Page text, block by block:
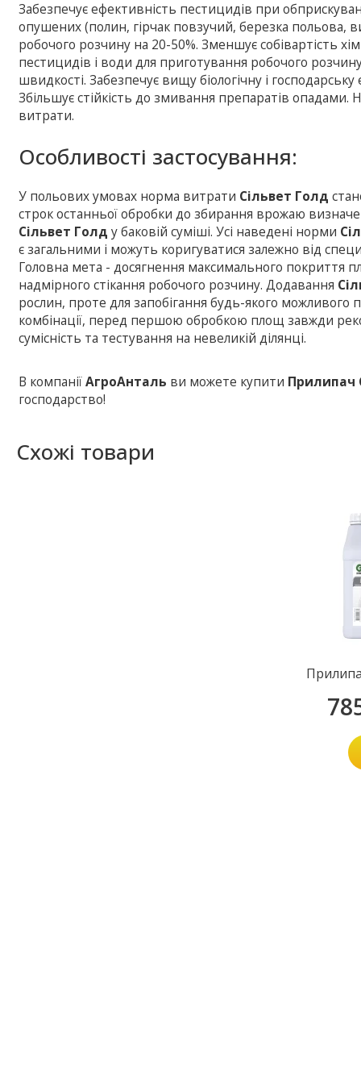
Забезпечує ефективність пестицидів при
опушених (полин, гірчак повзучий, березка польова,
робочого розчину на 20-50%. Зменшує собівартість
пестицидів і води для приготування робочого
швидкості. Забезпечує вищу біологічну і
Збільшує стійкість до змивання препаратів
витрати.
Особливості застосування:
У польових умовах норма витрати Сільвет Голд
строк останньої обробки до збирання врожаю
Сільвет Голд у баковій суміші. Усі наведені норми
є загальними і можуть коригуватися залежно від
Головна мета - досягнення максимального покриття
надмірного стікання робочого розчину. Додавання
рослин, проте для запобігання будь-якого
комбінації, перед першою обробкою площ завжди
сумісність та тестування на невеликій ділянці.
В компаніїАгроАнталь ви можете купити Прилипач
господарство!
Схожі товари